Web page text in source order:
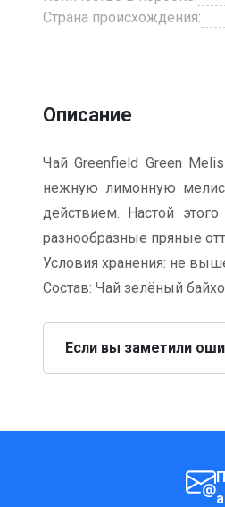
Страна происхождения:
Описание
Чай Greenfield Green
нежную лимонную
действием. Настой
разнообразные пряные
Условия хранения: не
Состав: Чай зелёный
Если вы заметили